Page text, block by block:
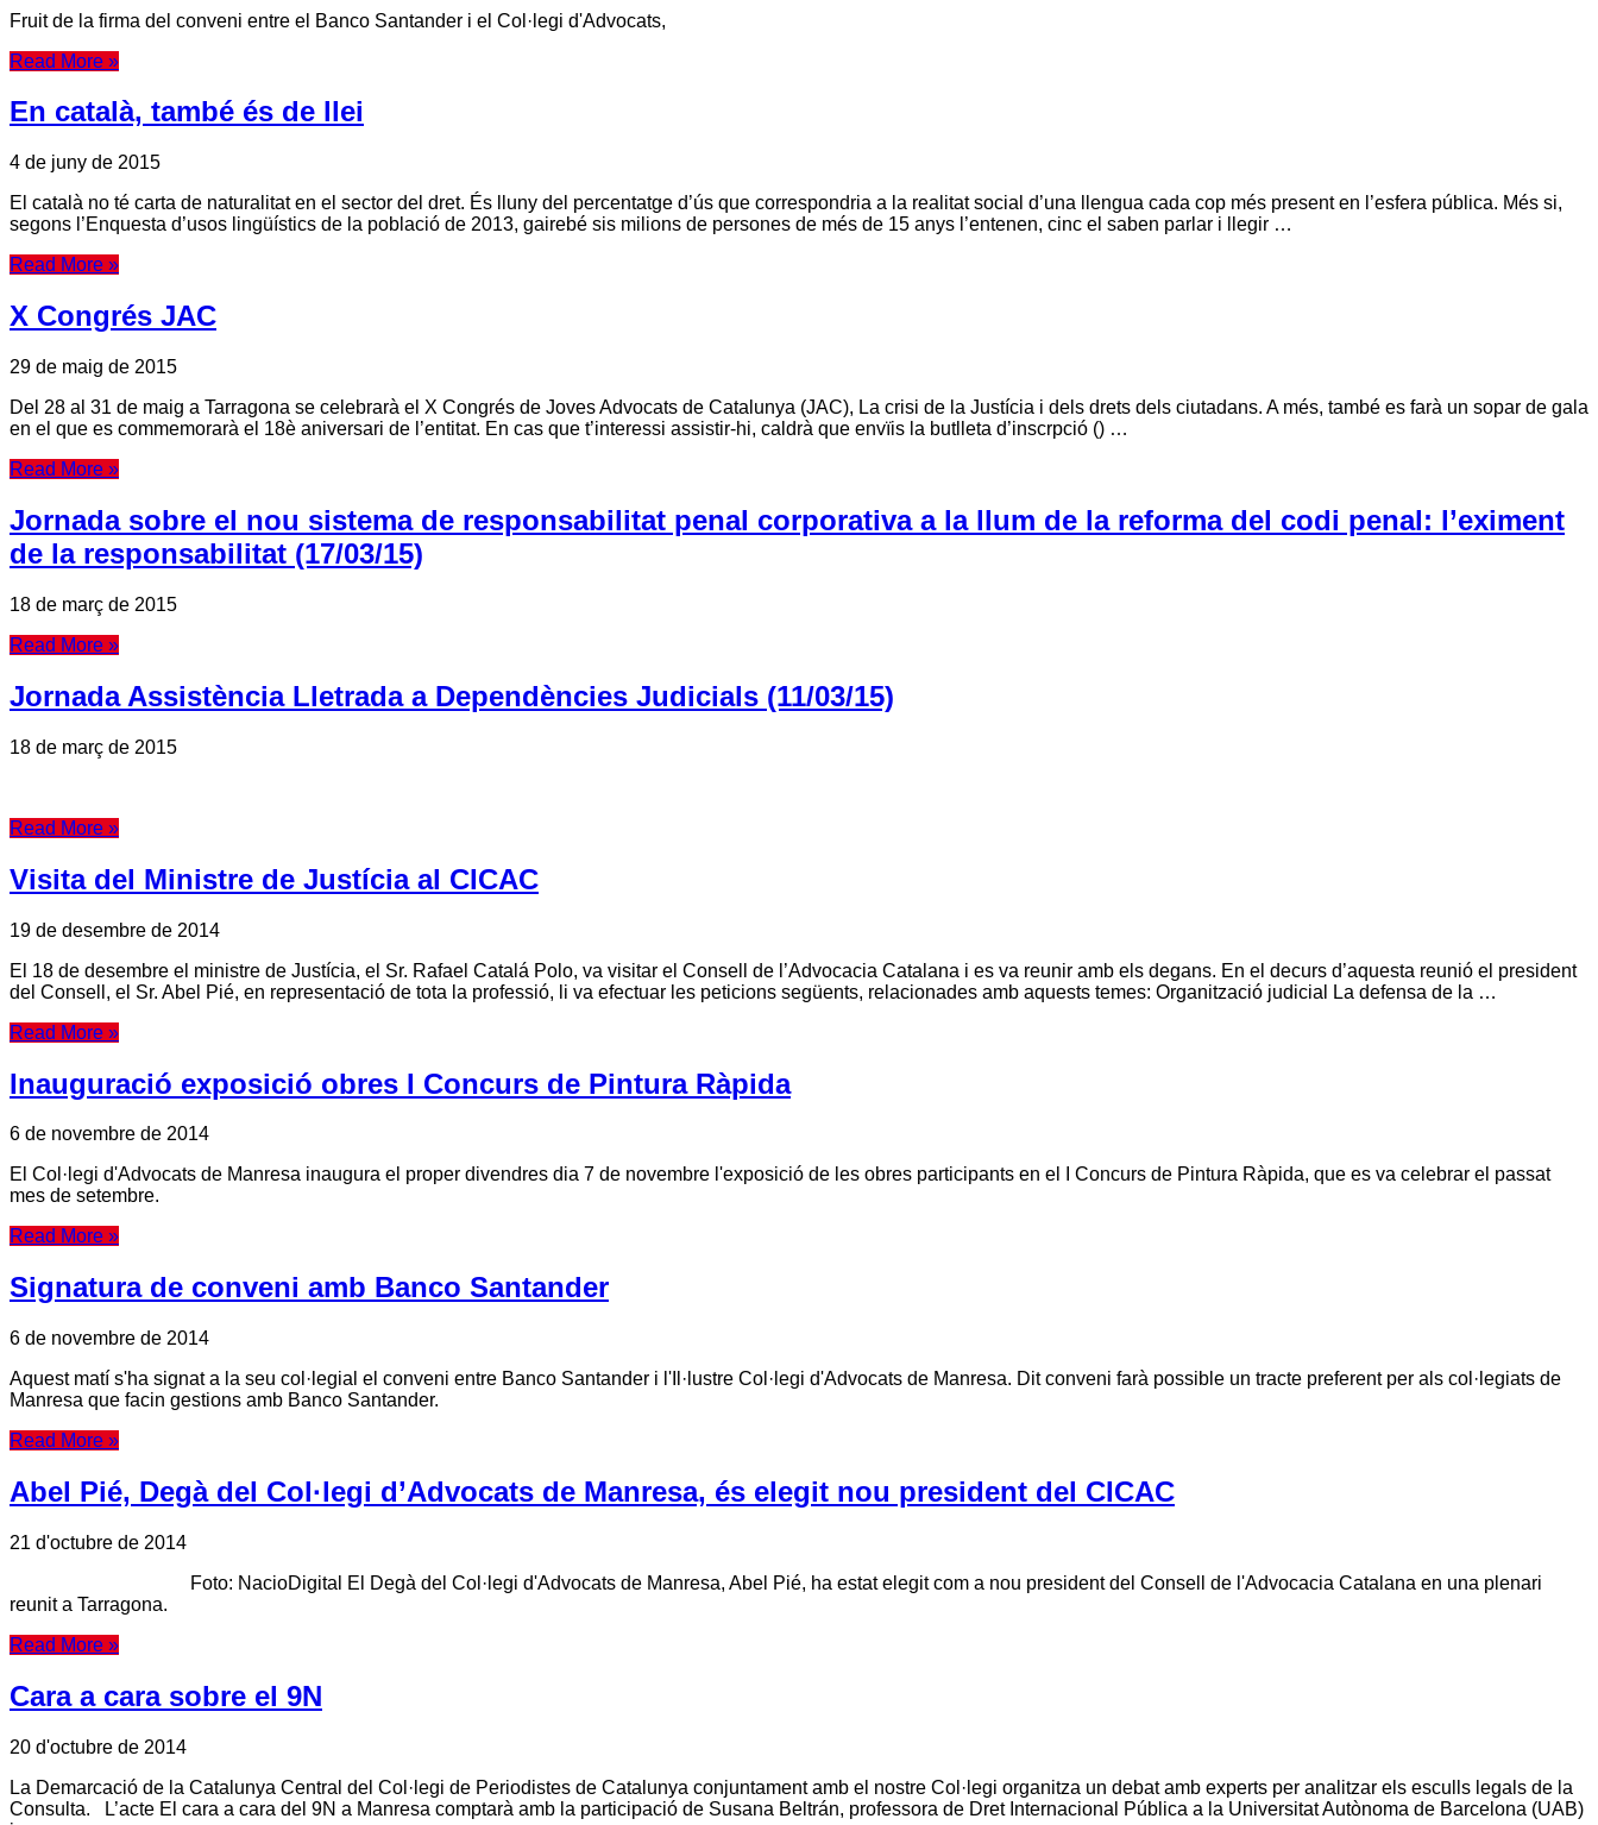
Fruit de la firma del conveni entre el Banco Santander i el Col·legi d'Advocats,
Read More »
En català, també és de llei
4 de juny de 2015
El català no té carta de naturalitat en el sector del dret. És lluny del percentatge d’ús que correspondria a la realitat social d’una llengua cada cop més present en l’esfera pública. Més si,
segons l’Enquesta d’usos lingüístics de la població de 2013, gairebé sis milions de persones de més de 15 anys l’entenen, cinc el saben parlar i llegir …
Read More »
X Congrés JAC
29 de maig de 2015
Del 28 al 31 de maig a Tarragona se celebrarà el X Congrés de Joves Advocats de Catalunya (JAC), La crisi de la Justícia i dels drets dels ciutadans. A més, també es farà un sopar de gala
en el que es commemorarà el 18è aniversari de l’entitat. En cas que t’interessi assistir-hi, caldrà que envïis la butlleta d’inscrpció () …
Read More »
Jornada sobre el nou sistema de responsabilitat penal corporativa a la llum de la reforma del codi penal: l’eximent
de la responsabilitat (17/03/15)
18 de març de 2015
Read More »
Jornada Assistència Lletrada a Dependències Judicials (11/03/15)
18 de març de 2015
Read More »
Visita del Ministre de Justícia al CICAC
19 de desembre de 2014
El 18 de desembre el ministre de Justícia, el Sr. Rafael Catalá Polo, va visitar el Consell de l’Advocacia Catalana i es va reunir amb els degans. En el decurs d’aquesta reunió el president
del Consell, el Sr. Abel Pié, en representació de tota la professió, li va efectuar les peticions següents, relacionades amb aquests temes: Organització judicial La defensa de la …
Read More »
Inauguració exposició obres I Concurs de Pintura Ràpida
6 de novembre de 2014
El Col·legi d'Advocats de Manresa inaugura el proper divendres dia 7 de novembre l'exposició de les obres participants en el I Concurs de Pintura Ràpida, que es va celebrar el passat
mes de setembre.
Read More »
Signatura de conveni amb Banco Santander
6 de novembre de 2014
Aquest matí s'ha signat a la seu col·legial el conveni entre Banco Santander i l'Il·lustre Col·legi d'Advocats de Manresa. Dit conveni farà possible un tracte preferent per als col·legiats de
Manresa que facin gestions amb Banco Santander.
Read More »
Abel Pié, Degà del Col·legi d’Advocats de Manresa, és elegit nou president del CICAC
21 d'octubre de 2014
Foto: NacioDigital El Degà del Col·legi d'Advocats de Manresa, Abel Pié, ha estat elegit com a nou president del Consell de l'Advocacia Catalana en una plenari
reunit a Tarragona.
Read More »
Cara a cara sobre el 9N
20 d'octubre de 2014
La Demarcació de la Catalunya Central del Col·legi de Periodistes de Catalunya conjuntament amb el nostre Col·legi organitza un debat amb experts per analitzar els esculls legals de la
Consulta. L’acte El cara a cara del 9N a Manresa comptarà amb la participació de Susana Beltrán, professora de Dret Internacional Pública a la Universitat Autònoma de Barcelona (UAB)